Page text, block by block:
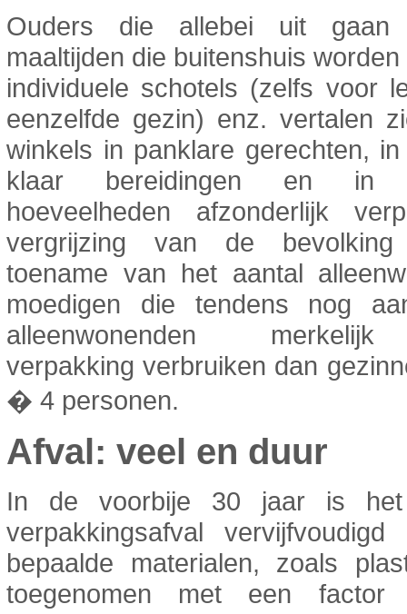
Ouders die allebei uit gaan
maaltijden die buitenshuis
individuele schotels (zelfs voor
eenzelfde gezin) enz. vertalen
winkels in panklare gerechten,
klaar bereidingen en in
hoeveelheden afzonderlijk
vergrijzing van de
toename van het aantal
moedigen die tendens nog
alleenwonenden
verpakking verbruiken dan
� 4 personen.
Afval: veel en duur
In de voorbije 30 jaar is het
verpakkingsafval
bepaalde materialen, zoals
toegenomen met een